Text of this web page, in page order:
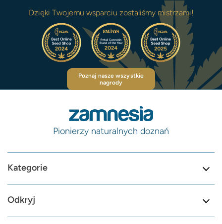
Dzięki Twojemu wsparciu zostaliśmy mistrzami!
Poznaj nasze wszystkie
nagrody
Pionierzy naturalnych doznań
Kategorie
Odkryj